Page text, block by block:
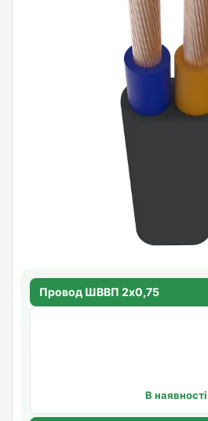
Провод ШВВП 2х0,75
В наявності